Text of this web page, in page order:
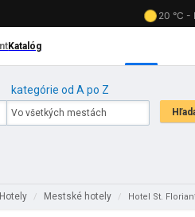
kategórie od A po Z
Hotely / Mestské hotely / Hotel St.